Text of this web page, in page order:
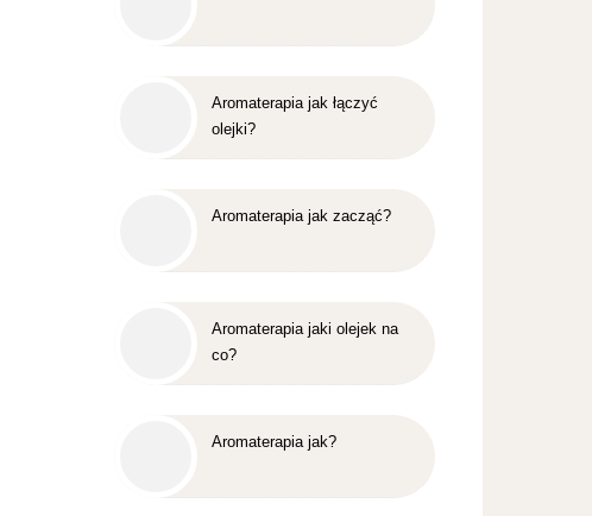
Aromaterapia jak łączyć
olejki?
Aromaterapia jak zacząć?
Aromaterapia jaki olejek na
co?
Aromaterapia jak?